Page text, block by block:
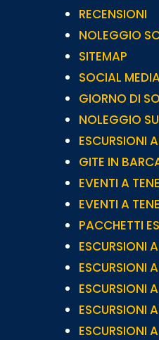
RECENSIONI
NOLEGGIO
SITEMAP
SOCIAL
GIORNO DI
NOLEGGIO
ESCURSIONI
GITE IN
EVENTI A
EVENTI A
PACCHETTI
ESCURSIONI
ESCURSIONI
ESCURSIONI
ESCURSIONI
ESCURSIONI